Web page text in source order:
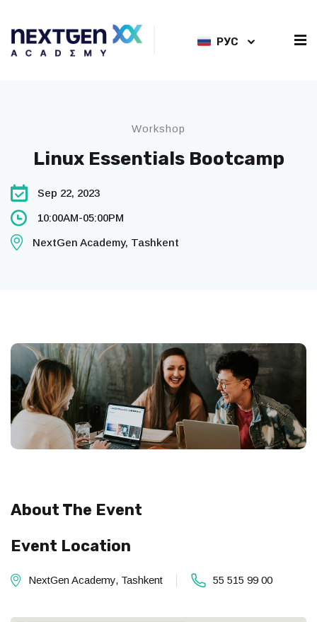
РУС
Workshop
Linux Essentials Bootcamp
Sep 22, 2023
10:00AM-05:00PM
NextGen Academy, Tashkent
About The Event
Event Location
NextGen Academy, Tashkent 55 515 99 00